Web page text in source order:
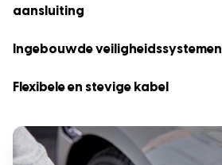
aansluiting
Ingebouwde veiligheidssystemen
Flexibele en stevige kabel